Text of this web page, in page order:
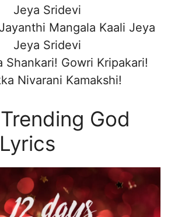
Jeya Sridevi
Mangala Kaali Jeya
Jeya Sridevi
Shankari! Gowri Kripakari!
Nivarani Kamakshi!
God